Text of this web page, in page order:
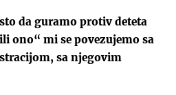
da guramo protiv deteta
ono“ mi se povezujemo sa
sa njegovim